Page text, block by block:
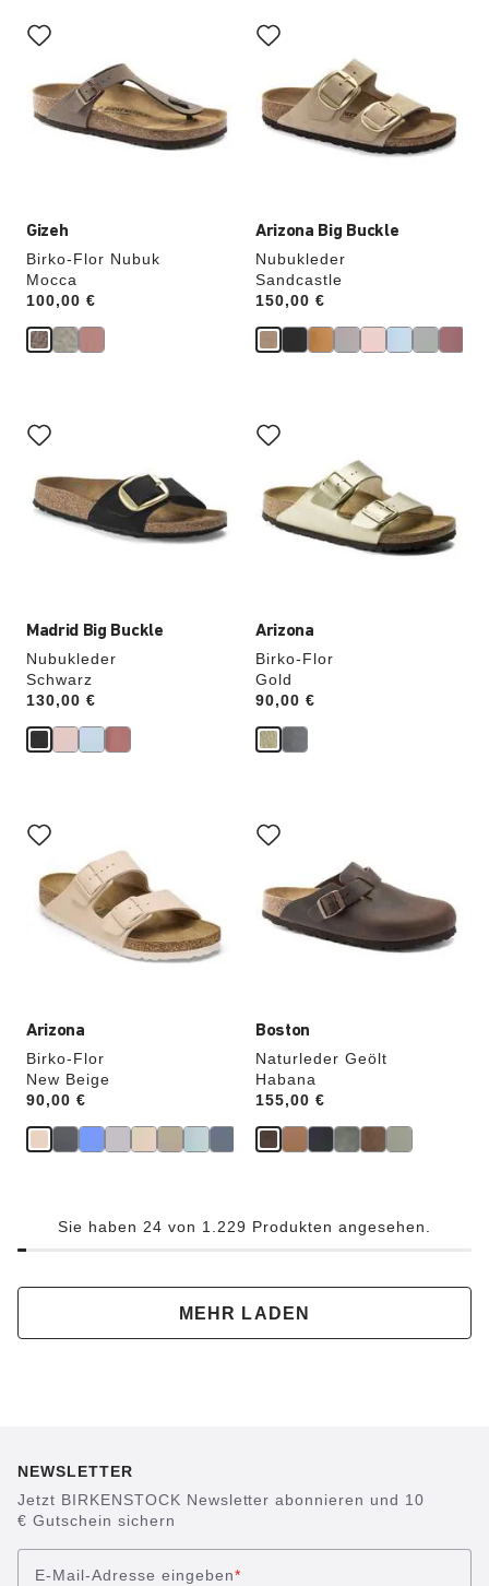
Gizeh
Birko-Flor Nubuk
Mocca
Price:
100,00 €
Anklicken
der
werden
die
Produktbilder
Arizona Big Buckle
Nubukleder
Sandcastle
Price:
150,00 €
Anklicken
der
werden
die
Produktbilder
aktualisiert.
Madrid Big Buckle
Nubukleder
Schwarz
Price:
130,00 €
Anklicken
der
werden
die
Produktbilder
Arizona
Birko-Flor
Gold
Price:
90,00 €
Anklicken
der
werden
die
Produktbilder
aktualisiert.
Arizona
Birko-Flor
New Beige
Price:
90,00 €
Anklicken
der
Farben
werden
die
Produktbilder
aktualisiert.
Boston
Naturleder Geölt
Habana
Price:
155,00 €
Anklicken
der
werden
die
Produktbilder
aktualisiert.
Sie haben 24 von 1.229 Produkten angesehen.
MEHR LADEN
NEWSLETTER
Jetzt BIRKENSTOCK Newsletter abonnieren und 10
€ Gutschein sichern
E-Mail-Adresse eingeben*